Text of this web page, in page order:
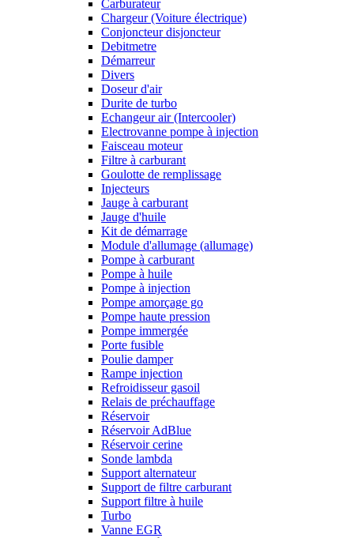
Carburateur
Chargeur (Voiture électrique)
Conjoncteur disjoncteur
Debitmetre
Démarreur
Divers
Doseur d'air
Durite de turbo
Echangeur air (Intercooler)
Electrovanne pompe à injection
Faisceau moteur
Filtre à carburant
Goulotte de remplissage
Injecteurs
Jauge à carburant
Jauge d'huile
Kit de démarrage
Module d'allumage (allumage)
Pompe à carburant
Pompe à huile
Pompe à injection
Pompe amorçage go
Pompe haute pression
Pompe immergée
Porte fusible
Poulie damper
Rampe injection
Refroidisseur gasoil
Relais de préchauffage
Réservoir
Réservoir AdBlue
Réservoir cerine
Sonde lambda
Support alternateur
Support de filtre carburant
Support filtre à huile
Turbo
Vanne EGR